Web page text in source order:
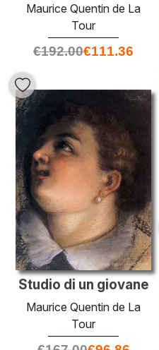
Maurice Quentin de La
Tour
€192.00€111.36
Studio di un giovane
Maurice Quentin de La
Tour